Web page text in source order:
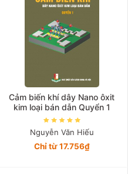
Cảm biến khí dây Nano ôxit
kim loại bán dẫn Quyển 1
Nguyễn Văn Hiếu
Chỉ từ 17.756₫